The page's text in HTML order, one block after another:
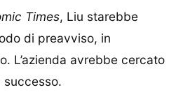
Times, Liu starebbe
di preavviso, in
L’azienda avrebbe cercato
successo.